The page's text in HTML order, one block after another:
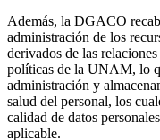
Además, la DGACO
administración de los
derivados de las
políticas de la UNAM, lo
administración y
salud del personal, los
calidad de datos
aplicable.